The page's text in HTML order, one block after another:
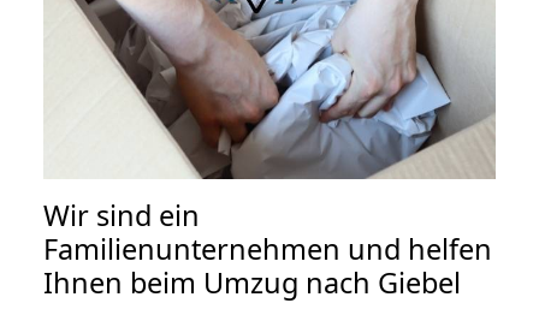
Wir sind ein
Familienunternehmen und helfen
Ihnen beim Umzug nach Giebel